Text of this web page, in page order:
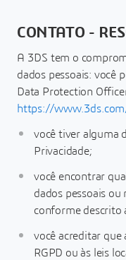
CONTATO -
A 3DS tem o
dados pessoais: você
Data Protection
https://
você tiver alguma
Privacidade;
você encontrar
dados pessoais ou
conforme descrito
você acreditar que
RGPD ou às leis